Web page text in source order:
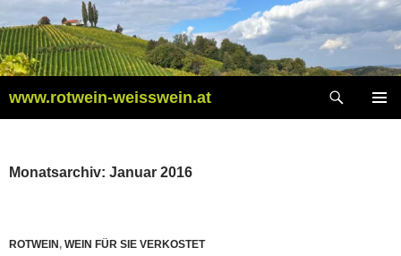
Inhalt
springen
www.rotwein-weisswein.at
Monatsarchiv: Januar 2016
ROTWEIN , WEIN FÜR SIE VERKOSTET